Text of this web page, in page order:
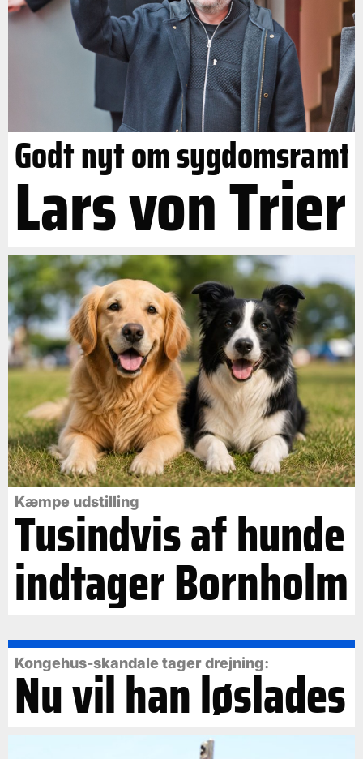
Godt nyt om sygdomsramt
Lars von Trier
Kæmpe udstilling
Tusindvis af hunde
indtager Bornholm
Kongehus-skandale tager drejning:
Nu vil han løslades